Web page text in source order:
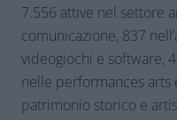
7.556 attive nel settore
comunicazione, 837
videogiochi e software,
nelle performances arts
patrimonio storico e